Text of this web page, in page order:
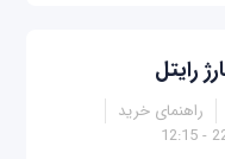
رایتل
راهنمای خرید